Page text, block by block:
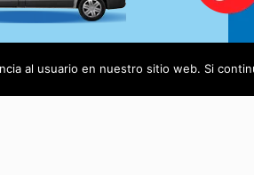
al usuario en nuestro sitio web. Si
de calderasSaunier
Junkers, Ferroli,